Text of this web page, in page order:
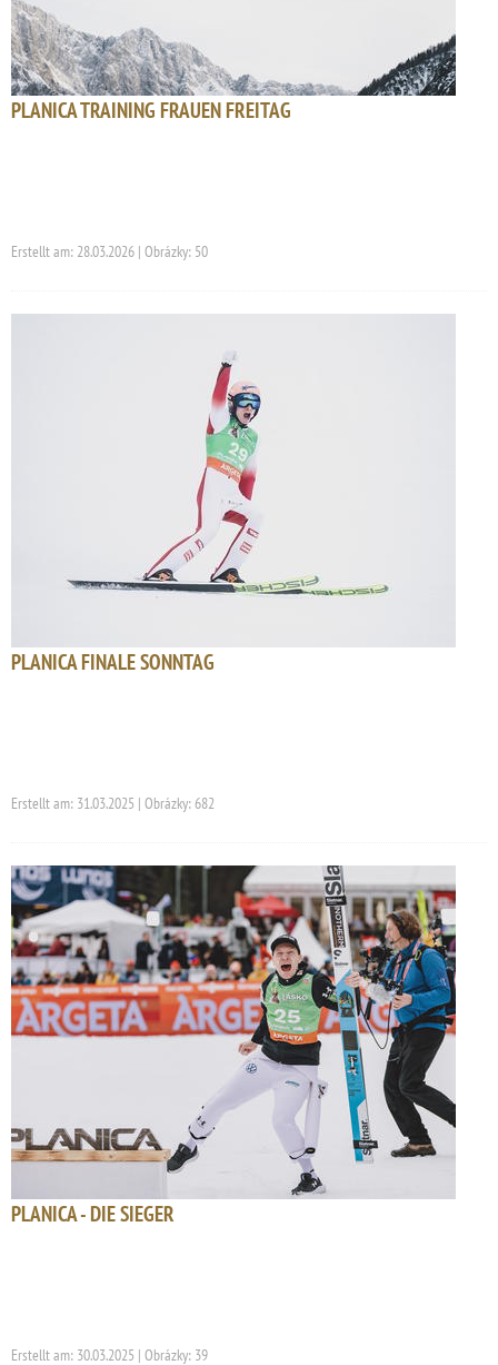
PLANICA TRAINING FRAUEN FREITAG
Erstellt am: 28.03.2026 | Obrázky: 50
PLANICA FINALE SONNTAG
Erstellt am: 31.03.2025 | Obrázky: 682
PLANICA - DIE SIEGER
Erstellt am: 30.03.2025 | Obrázky: 39